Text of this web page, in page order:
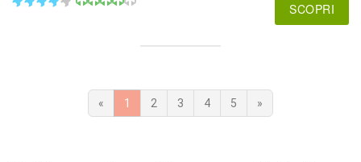
SCOPRI
« 1 2 3 4 5 »